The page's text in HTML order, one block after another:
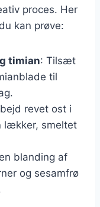
proces. Her
kan prøve:
timian: Tilsæt
til
revet ost i
lækker, smeltet
blanding af
og sesamfrø